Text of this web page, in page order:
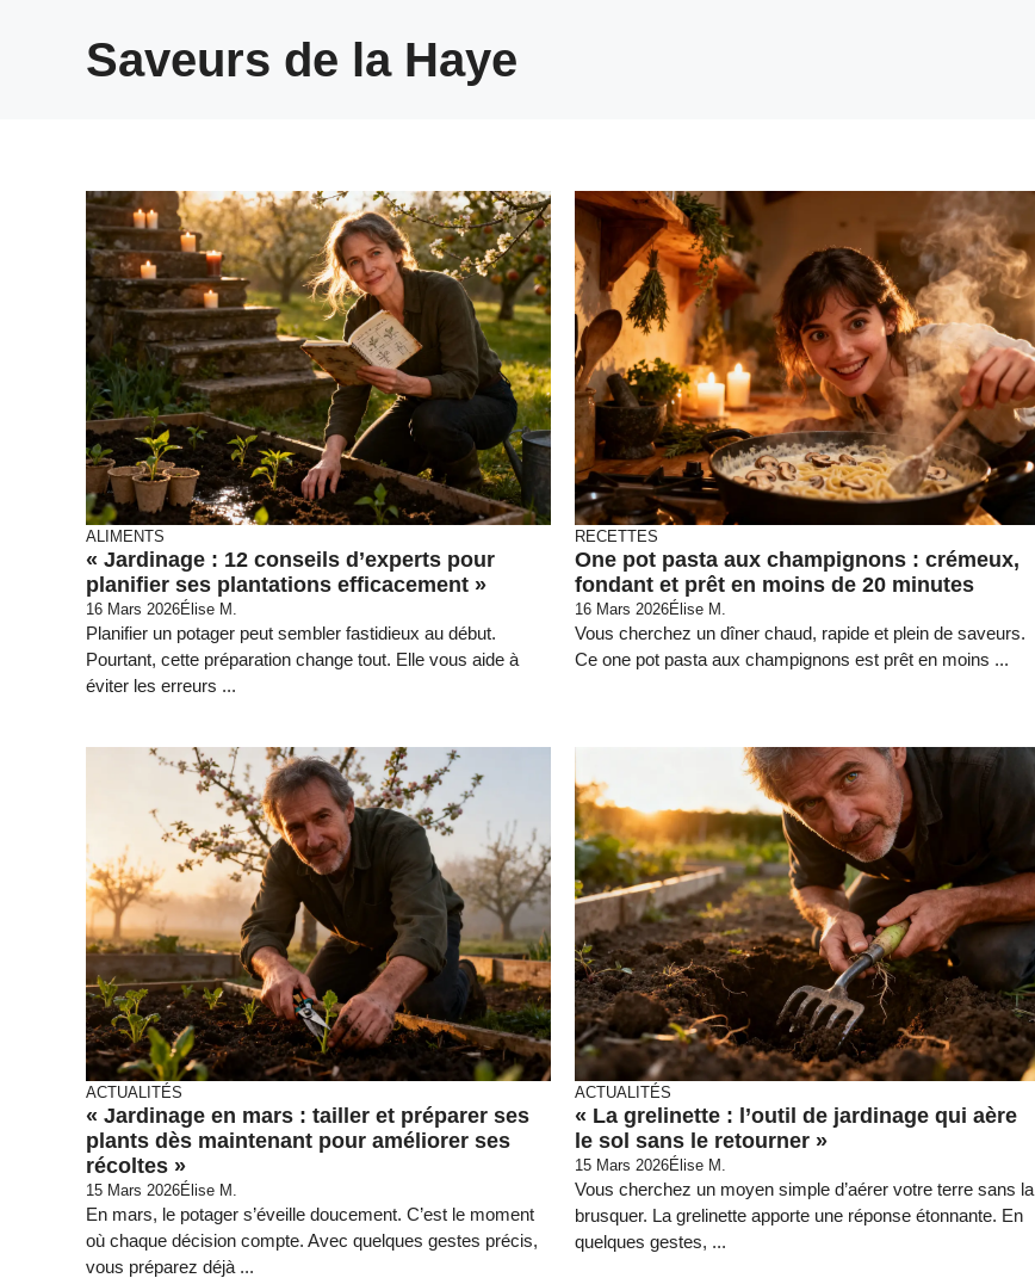
Saveurs de la Haye
ALIMENTS
« Jardinage : 12 conseils d’experts pour
planifier ses plantations efficacement »
16 Mars 2026Élise M.
Planifier un potager peut sembler fastidieux au début.
Pourtant, cette préparation change tout. Elle vous aide à
éviter les erreurs ...
RECETTES
One pot pasta aux champignons : crémeux,
fondant et prêt en moins de 20 minutes
16 Mars 2026Élise M.
Vous cherchez un dîner chaud, rapide et plein de saveurs.
Ce one pot pasta aux champignons est prêt en moins ...
ACTUALITÉS
« Jardinage en mars : tailler et préparer ses
plants dès maintenant pour améliorer ses
récoltes »
15 Mars 2026Élise M.
En mars, le potager s’éveille doucement. C’est le moment
où chaque décision compte. Avec quelques gestes précis,
vous préparez déjà ...
ACTUALITÉS
« La grelinette : l’outil de jardinage qui aère
le sol sans le retourner »
15 Mars 2026Élise M.
Vous cherchez un moyen simple d’aérer votre terre sans la
brusquer. La grelinette apporte une réponse étonnante. En
quelques gestes, ...